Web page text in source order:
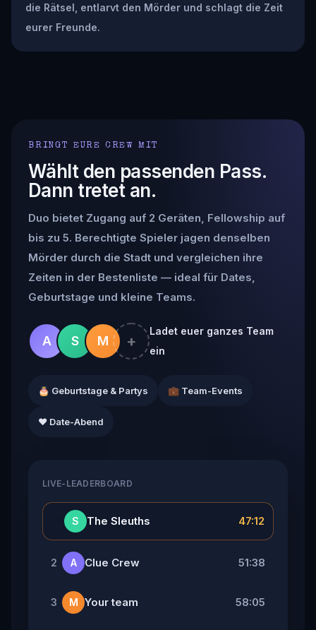
die Rätsel, entlarvt den Mörder und schlagt die Zeit
eurer Freunde.
BRINGT EURE CREW MIT
Wählt den passenden Pass.
Dann tretet an.
Duo bietet Zugang auf 2 Geräten, Fellowship auf
bis zu 5. Berechtigte Spieler jagen denselben
Mörder durch die Stadt und vergleichen ihre
Zeiten in der Bestenliste — ideal für Dates,
Geburtstage und kleine Teams.
A S M +
Ladet euer ganzes Team
ein
🎂 Geburtstage & Partys 💼 Team-Events
❤️ Date-Abend
LIVE-LEADERBOARD
S The Sleuths 47:12
2 A Clue Crew 51:38
3 M Your team 58:05